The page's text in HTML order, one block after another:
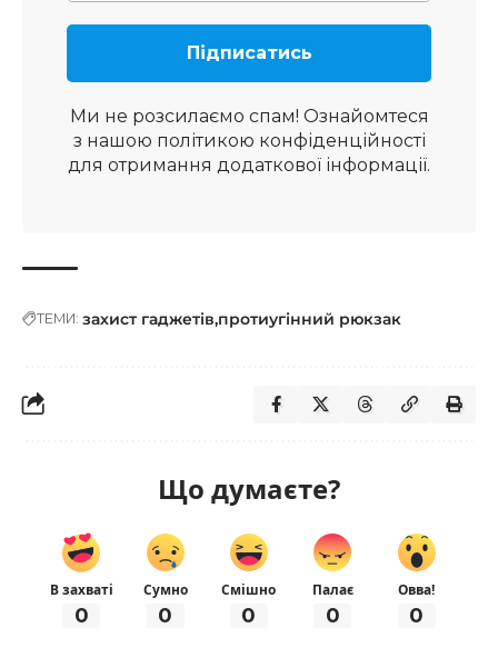
Ми не розсилаємо спам! Ознайомтеся
з нашою політикою конфіденційності
для отримання додаткової інформації.
ТЕМИ: захист гаджетів протиугінний рюкзак
Що думаєте?
В захваті
0
Сумно
0
Смішно
0
Палає
0
Овва!
0